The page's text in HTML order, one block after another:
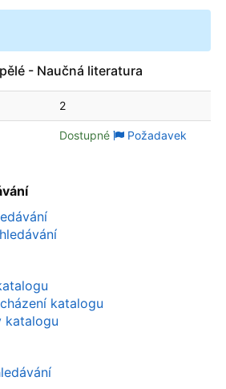
- Naučná literatura
2
Dostupné Požadavek
katalogu
katalogu